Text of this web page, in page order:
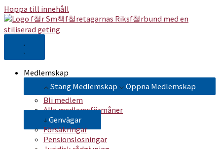
Hoppa till innehåll
Medlemskap
Stäng Medlemskap
Öppna Medlemskap
Bli medlem
Alla medlemsförmåner
Genvägar
Försäkringar
Pensionslösningar